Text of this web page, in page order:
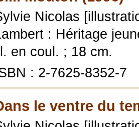
Nicolas
: Héritage
en coul. ; 18 cm.
: 2-7625-8352-7
le ventre du